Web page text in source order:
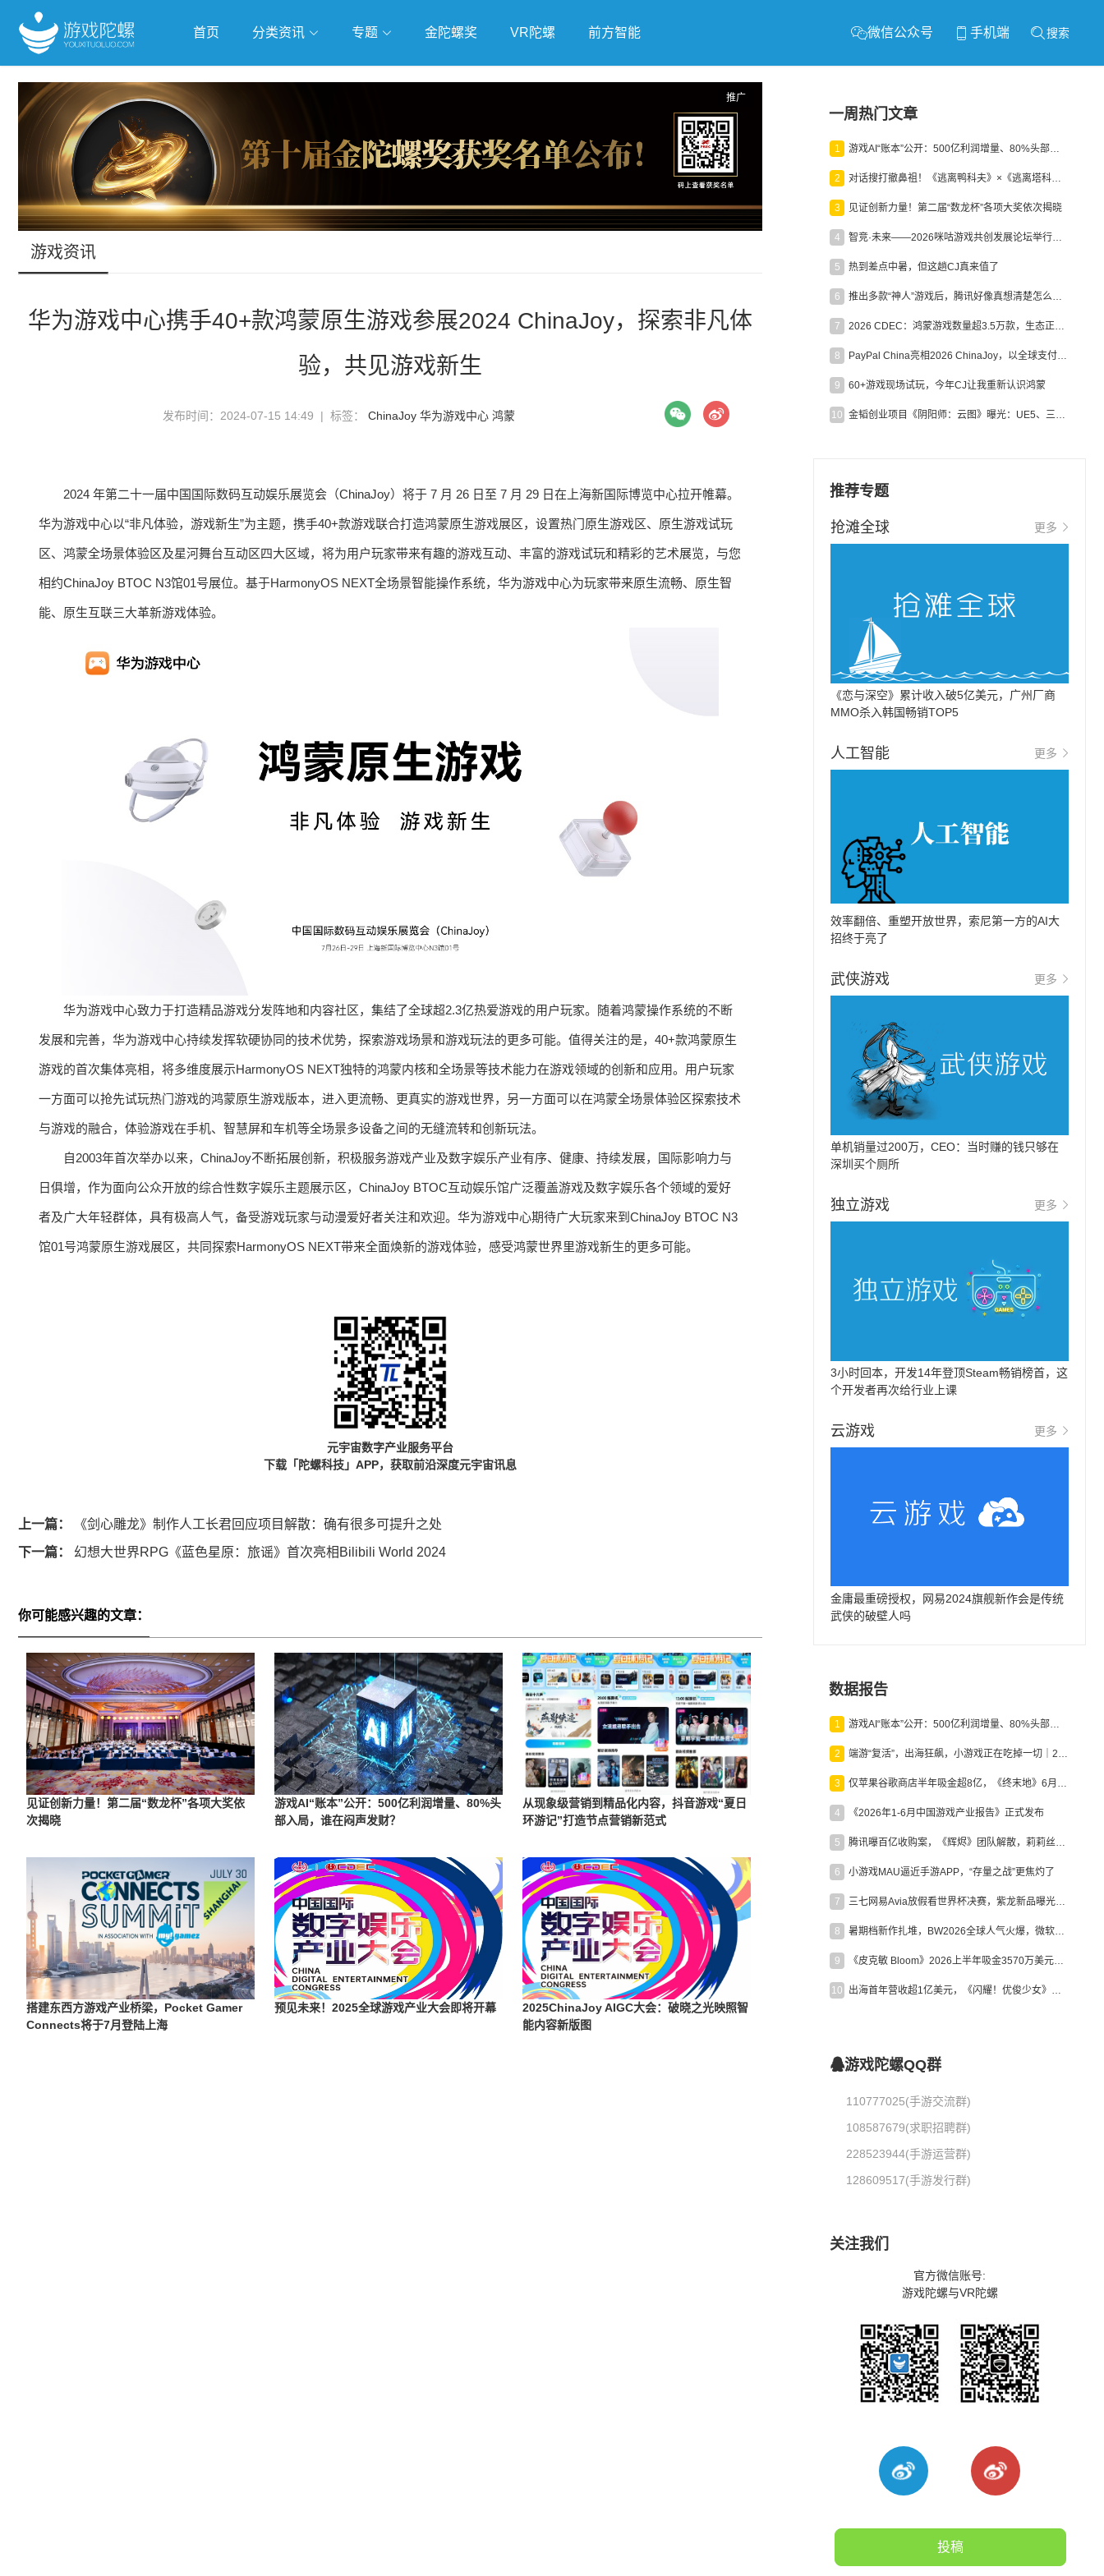
首页 分类资讯 专题
抢滩全球 人工智能 武侠游戏 独立游戏 云游戏
跨界Talk
金陀螺奖 VR陀螺 前方智能 微信公众号 手机端 搜索
推广
游戏资讯
华为游戏中心携手40+款鸿蒙原生游戏参展2024 ChinaJoy，探索非凡体
验，共见游戏新生
发布时间：2024-07-15 14:49 | 标签： ChinaJoy 华为游戏中心 鸿蒙
2024 年第二十一届中国国际数码互动娱乐展览会（ChinaJoy）将于 7 月 26 日至 7 月 29 日在上海新国际博览中心拉开帷幕。
华为游戏中心以“非凡体验，游戏新生”为主题，携手40+款游戏联合打造鸿蒙原生游戏展区，设置热门原生游戏区、原生游戏试玩
区、鸿蒙全场景体验区及星河舞台互动区四大区域，将为用户玩家带来有趣的游戏互动、丰富的游戏试玩和精彩的艺术展览，与您
相约ChinaJoy BTOC N3馆01号展位。基于HarmonyOS NEXT全场景智能操作系统，华为游戏中心为玩家带来原生流畅、原生智
能、原生互联三大革新游戏体验。
华为游戏中心致力于打造精品游戏分发阵地和内容社区，集结了全球超2.3亿热爱游戏的用户玩家。随着鸿蒙操作系统的不断
发展和完善，华为游戏中心持续发挥软硬协同的技术优势，探索游戏场景和游戏玩法的更多可能。值得关注的是，40+款鸿蒙原生
游戏的首次集体亮相，将多维度展示HarmonyOS NEXT独特的鸿蒙内核和全场景等技术能力在游戏领域的创新和应用。用户玩家
一方面可以抢先试玩热门游戏的鸿蒙原生游戏版本，进入更流畅、更真实的游戏世界，另一方面可以在鸿蒙全场景体验区探索技术
与游戏的融合，体验游戏在手机、智慧屏和车机等全场景多设备之间的无缝流转和创新玩法。
自2003年首次举办以来，ChinaJoy不断拓展创新，积极服务游戏产业及数字娱乐产业有序、健康、持续发展，国际影响力与
日俱增，作为面向公众开放的综合性数字娱乐主题展示区，ChinaJoy BTOC互动娱乐馆广泛覆盖游戏及数字娱乐各个领域的爱好
者及广大年轻群体，具有极高人气，备受游戏玩家与动漫爱好者关注和欢迎。华为游戏中心期待广大玩家来到ChinaJoy BTOC N3
馆01号鸿蒙原生游戏展区，共同探索HarmonyOS NEXT带来全面焕新的游戏体验，感受鸿蒙世界里游戏新生的更多可能。
元宇宙数字产业服务平台
下载「陀螺科技」APP，获取前沿深度元宇宙讯息
上一篇：
《剑心雕龙》制作人工长君回应项目解散：确有很多可提升之处
下一篇： 幻想大世界RPG《蓝色星原：旅谣》首次亮相Bilibili World 2024
你可能感兴趣的文章：
见证创新力量！第二届“数龙杯”各项大奖依
次揭晓
游戏AI“账本”公开：500亿利润增量、80%头
部入局，谁在闷声发财？
从现象级营销到精品化内容，抖音游戏“夏日
环游记”打造节点营销新范式
搭建东西方游戏产业桥梁，Pocket Gamer
Connects将于7月登陆上海
预见未来！2025全球游戏产业大会即将开幕
2025ChinaJoy AIGC大会：破晓之光映照智
能内容新版图
一周热门文章
1 游戏AI“账本”公开：500亿利润增量、80%头部入局，谁在闷声发财？
2 对话搜打撤鼻祖！《逃离鸭科夫》×《逃离塔科夫》官方线下沙龙落幕
3 见证创新力量！第二届“数龙杯”各项大奖依次揭晓
4 智竞·未来——2026咪咕游戏共创发展论坛举行：聚力精品内容、AI创作与电竞生态，共建高品质益智健康游戏社区
5 热到差点中暑，但这趟CJ真来值了
6 推出多款“神人”游戏后，腾讯好像真想清楚怎么做二次元了
7 2026 CDEC：鸿蒙游戏数量超3.5万款，生态正循环加速产业高质量发展
8 PayPal China亮相2026 ChinaJoy，以全球支付能力助力中国游戏企业深化全球运营
9 60+游戏现场试玩，今年CJ让我重新认识鸿蒙
10 金韬创业项目《阴阳师：云图》曝光：UE5、三端互通、ARPG
推荐专题
抢滩全球 更多
《恋与深空》累计收入破5亿美元，广州厂商
MMO杀入韩国畅销TOP5
人工智能 更多
效率翻倍、重塑开放世界，索尼第一方的AI大
招终于亮了
武侠游戏 更多
单机销量过200万，CEO：当时赚的钱只够在
深圳买个厕所
独立游戏 更多
3小时回本，开发14年登顶Steam畅销榜首，这
个开发者再次给行业上课
云游戏 更多
金庸最重磅授权，网易2024旗舰新作会是传统
武侠的破壁人吗
数据报告
1 游戏AI“账本”公开：500亿利润增量、80%头部入局，谁在闷声发财？
2 端游“复活”，出海狂飙，小游戏正在吃掉一切｜2026上半年产业报告
3 仅苹果谷歌商店半年吸金超8亿，《终末地》6月份收入显著回暖
4 《2026年1-6月中国游戏产业报告》正式发布
5 腾讯曝百亿收购案，《辉烬》团队解散，莉莉丝新作曝光｜陀螺周报
6 小游戏MAU逼近手游APP，“存量之战”更焦灼了
7 三七网易Avia放假看世界杯决赛，紫龙新品曝光，米哈游新作上线 | 陀螺周报
8 暑期档新作扎堆，BW2026全球人气火爆，微软XBOX大裁员|陀螺周报
9 《皮克敏 Bloom》2026上半年吸金3570万美元，中国台湾成最大市场
10 出海首年营收超1亿美元，《闪耀！优俊少女》美国市场占比达七成
游戏陀螺QQ群
110777025(手游交流群)
108587679(求职招聘群)
228523944(手游运营群)
128609517(手游发行群)
关注我们
官方微信账号:
游戏陀螺与VR陀螺
投稿